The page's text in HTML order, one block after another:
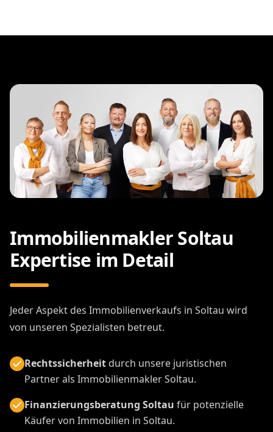
Immobilienmakler Soltau
Expertise im Detail
Jeder Aspekt des Immobilienverkaufs in Soltau wird
von unseren Spezialisten betreut.
Rechtssicherheitdurch unsere juristischen
Partner als Immobilienmakler Soltau.
Finanzierungsberatung Soltau für potenzielle
Käufer von Immobilien in Soltau.